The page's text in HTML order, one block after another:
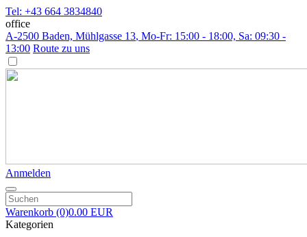
Tel: +43 664 3834840
office
A-2500 Baden, Mühlgasse 13, Mo-Fr: 15:00 - 18:00, Sa: 09:30 -
13:00 Route zu uns
Anmelden
Warenkorb (0)0.00 EUR
Kategorien